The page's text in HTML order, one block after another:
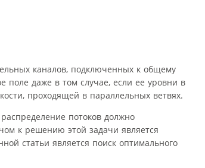
каналов, подключенных к общему
поле даже в том случае, если ее уровни в
проходящей в параллельных ветвях.
потоков должно
к решению этой задачи является
статьи является поиск оптимального